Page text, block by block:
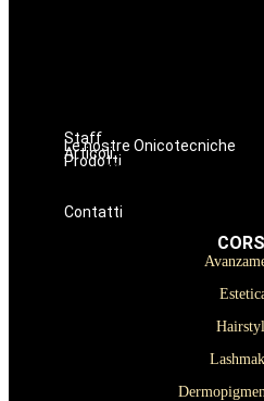
Staff
Le nostre Onicotecniche
Articoli
ProdottiOniconails
Prodotti per
Contatti